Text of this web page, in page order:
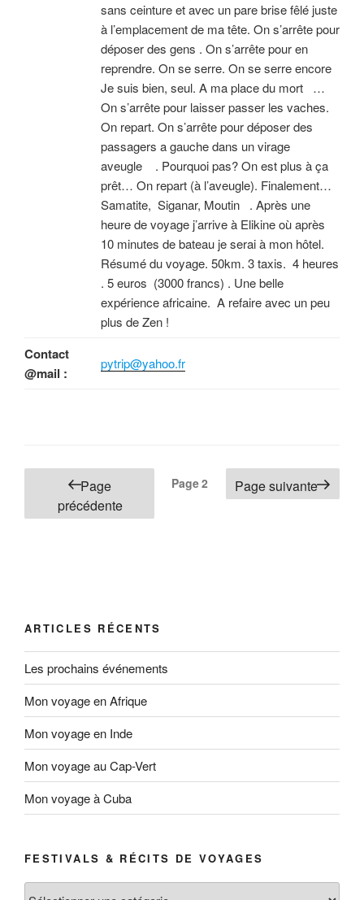
sans ceinture et avec un pare brise fêlé juste
à l’emplacement de ma tête. On s’arrête pour
déposer des gens . On s’arrête pour en
reprendre. On se serre. On se serre encore
Je suis bien, seul. A ma place du mort …
On s’arrête pour laisser passer les vaches.
On repart. On s’arrête pour déposer des
passagers a gauche dans un virage
aveugle . Pourquoi pas? On est plus à ça
prêt… On repart (à l’aveugle). Finalement…
Samatite, Siganar, Moutin . Après une
heure de voyage j’arrive à Elikine où après
10 minutes de bateau je serai à mon hôtel.
Résumé du voyage. 50km. 3 taxis. 4 heures
. 5 euros (3000 francs) . Une belle
expérience africaine. A refaire avec un peu
plus de Zen !
Contact
@mail :
pytrip@yahoo.fr
Pagination
publications
Page
précédente
Page2 Page suivante
ARTICLES RÉCENTS
Les prochains événements
Mon voyage en Afrique
Mon voyage en Inde
Mon voyage au Cap-Vert
Mon voyage à Cuba
FESTIVALS & RÉCITS DE VOYAGES